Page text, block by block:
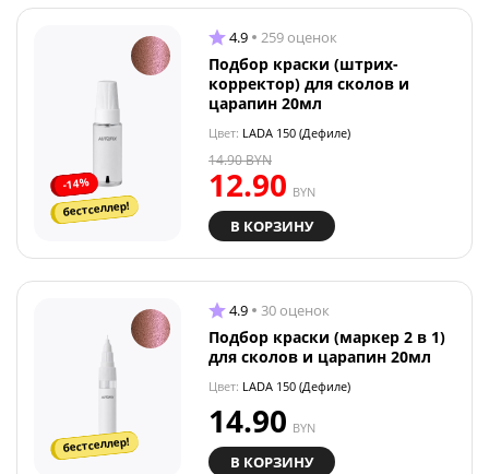
-14%
бестселлер!
4.9 259 оценок
Подбор краски (штрих-
корректор) для сколов и
царапин 20мл
Цвет: LADA 150 (Дефиле)
12.90 BYN
14.90BYN
В КОРЗИНУ
бестселлер!
4.9 30 оценок
Подбор краски (маркер 2 в 1)
для сколов и царапин 20мл
Цвет: LADA 150 (Дефиле)
14.90 BYN
В КОРЗИНУ